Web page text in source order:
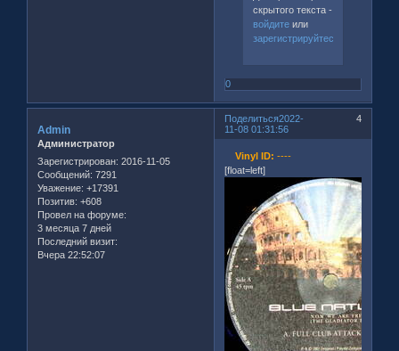
скрытого текста -
войдитеили
зарегистрируйтесь
0
Поделиться 4
2022-
11-08 01:31:56
Admin
Администратор
Зарегистрирован: 2016-11-05
Сообщений: 7291
Уважение: +17391
Позитив: +608
Провел на форуме:
3 месяца 7 дней
Последний визит:
Вчера 22:52:07
Vinyl ID: ----
[float=left]